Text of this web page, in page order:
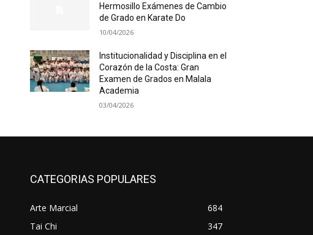
Hermosillo Exámenes de Cambio
de Grado en Karate Do
10/04/2026
Institucionalidad y Disciplina en el
Corazón de la Costa: Gran
Examen de Grados en Malala
Academia
03/04/2026
CATEGORIAS POPULARES
Arte Marcial
684
Tai Chi
347